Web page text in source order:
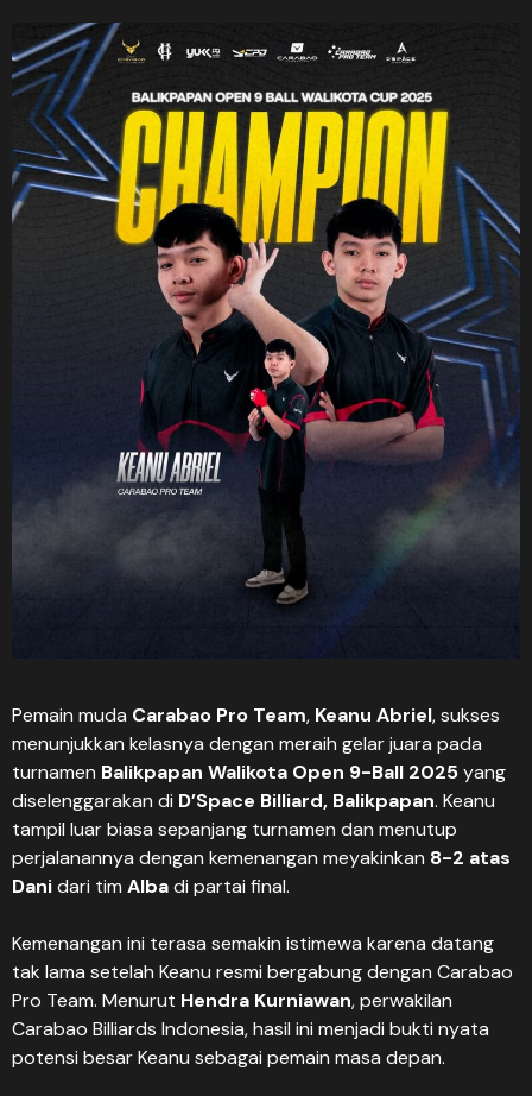
Pemain muda Carabao Pro Team, Keanu Abriel, sukses
menunjukkan kelasnya dengan meraih gelar juara pada
turnamen Balikpapan Walikota Open 9-Ball 2025yang
diselenggarakan di D’Space Billiard, Balikpapan. Keanu
tampil luar biasa sepanjang turnamen dan menutup
perjalanannya dengan kemenangan meyakinkan 8-2 atas
Danidari tim Albadi partai final.
Kemenangan ini terasa semakin istimewa karena datang
tak lama setelah Keanu resmi bergabung dengan Carabao
Pro Team. Menurut Hendra Kurniawan, perwakilan
Carabao Billiards Indonesia, hasil ini menjadi bukti nyata
potensi besar Keanu sebagai pemain masa depan.